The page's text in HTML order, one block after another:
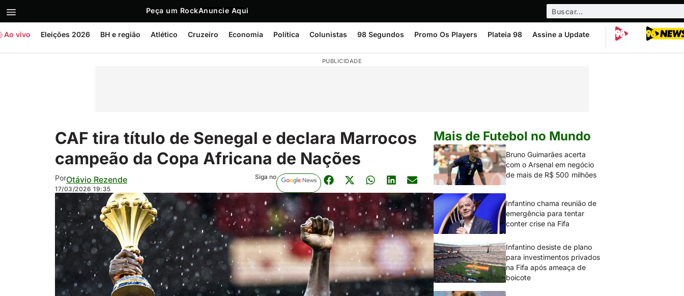
Peça um RockAnuncie Aqui
Ao vivo Eleições 2026 BH e região Atlético Cruzeiro Economia Política Colunistas 98 Segundos Promo Os Players Plateia 98 Assine a Update
PUBLICIDADE
CAF tira título de Senegal e declara Marrocos
campeão da Copa Africana de Nações
PorOtávio Rezende
17/03/2026 19:35
Siga no
Mais de Futebol no Mundo
Bruno Guimarães acerta
com o Arsenal em negócio
de mais de R$ 500 milhões
Infantino chama reunião de
emergência para tentar
conter crise na Fifa
Infantino desiste de plano
para investimentos privados
na Fifa após ameaça de
boicote